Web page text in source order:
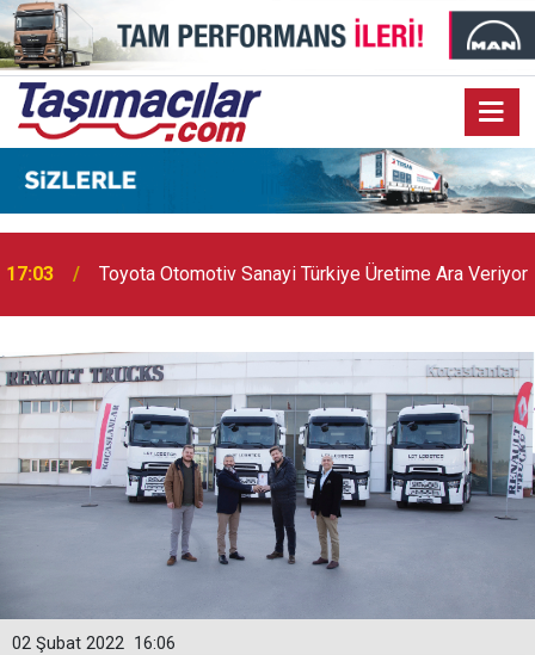
17:03 Toyota Otomotiv Sanayi Türkiye Üretime Ara Veriyor
16:06
02 Şubat 2022